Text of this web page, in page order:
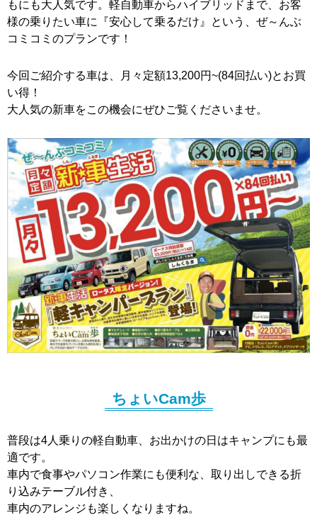
もにも大人気です。軽自動車からハイブリッドまで、お客
様の乗りたい車に『安心して乗るだけ』という、ぜ～んぶ
コミコミのプランです！
今回ご紹介する車は、月々定額13,200円~(84回払い)とお買
い得！
大人気の新車をこの機会にぜひご覧くださいませ。
ちょいCam歩
普段は4人乗りの軽自動車、お出かけの日はキャンプにも最
適です。
車内で食事やパソコン作業にも便利な、取り出しできる折
り込みテーブル付き、
車内のアレンジも楽しくなりますね。